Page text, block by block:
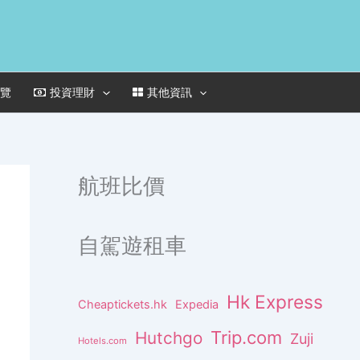
投資理財 其他資訊
航班比價
自駕遊租車
Cheaptickets.hk Expedia Hk Express
Hotels.com Hutchgo Trip.com Zuji